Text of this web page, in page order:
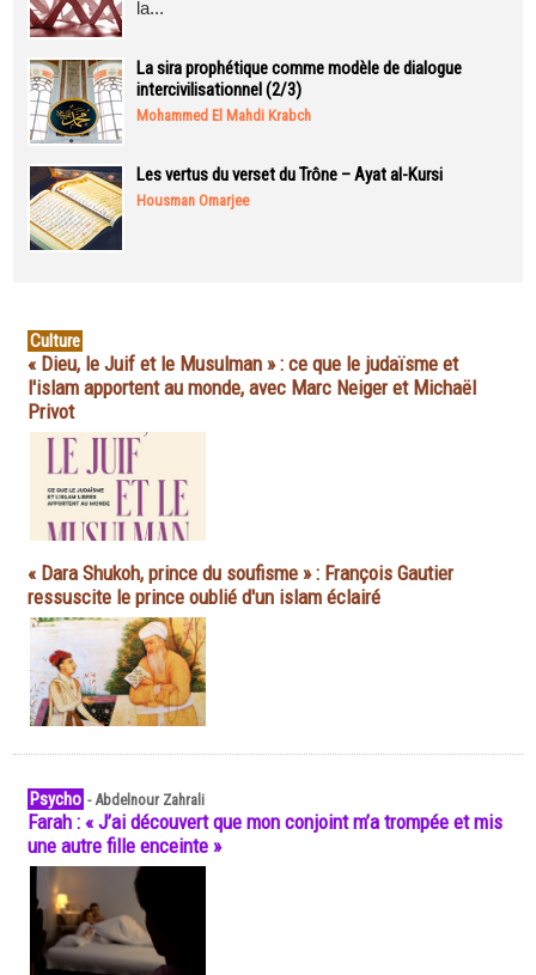
la...
La sira prophétique comme modèle de dialogue
intercivilisationnel (2/3)
Mohammed El Mahdi Krabch
Les vertus du verset du Trône – Ayat al-Kursi
Housman Omarjee
Culture
« Dieu, le Juif et le Musulman » : ce que le judaïsme et
l'islam apportent au monde, avec Marc Neiger et Michaël
Privot
« Dara Shukoh, prince du soufisme » : François Gautier
ressuscite le prince oublié d'un islam éclairé
Psycho -Abdelnour Zahrali
Farah : « J’ai découvert que mon conjoint m’a trompée et mis
une autre fille enceinte »